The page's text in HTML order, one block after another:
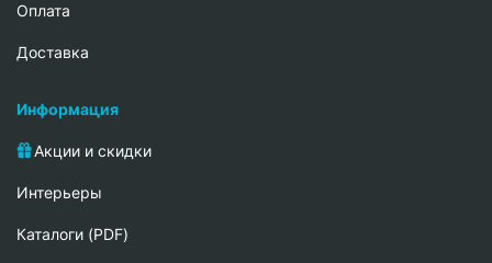
Oплата
Доставка
Информация
Акции и скидки
Интерьеры
Каталоги (PDF)